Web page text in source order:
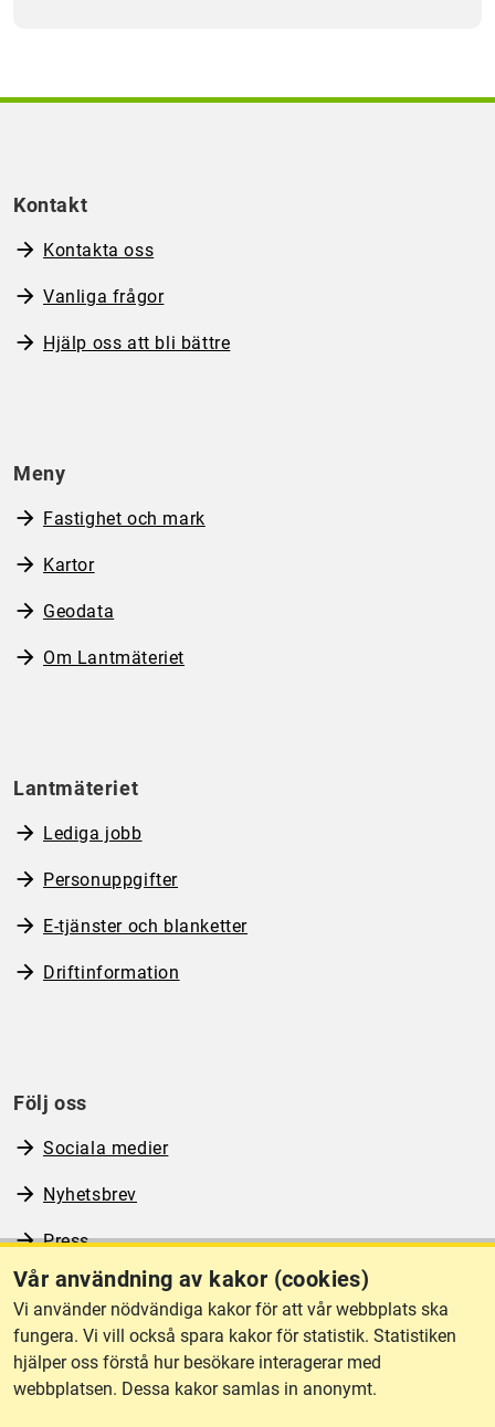
Vår användning av kakor (cookies)
Vi använder nödvändiga kakor för att vår webbplats ska
fungera. Vi vill också spara kakor för statistik. Statistiken
hjälper oss förstå hur besökare interagerar med
webbplatsen. Dessa kakor samlas in anonymt.
Kontakt
Kontakta oss
Vanliga frågor
Hjälp oss att bli bättre
Meny
Fastighet och mark
Kartor
Geodata
Om Lantmäteriet
Lantmäteriet
Lediga jobb
Personuppgifter
E-tjänster och blanketter
Driftinformation
Följ oss
Sociala medier
Nyhetsbrev
Press
RSS
Om webbplatsen